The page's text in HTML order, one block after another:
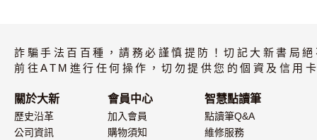
版
片）
詐騙手法百百種，請務必謹慎提防！切記大新書局
前往ATM進行任何操作，切勿提供您的個資及信用
關於大新
歷史沿革
公司資訊
會員中心
加入會員
購物須知
智慧點讀筆
點讀筆Q&A
維修服務